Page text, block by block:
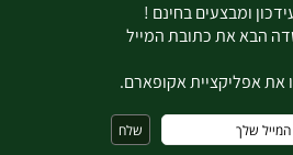
ומבצעים בחינם !
הבא את כתובת המייל
את אפליקציית אקופארם.